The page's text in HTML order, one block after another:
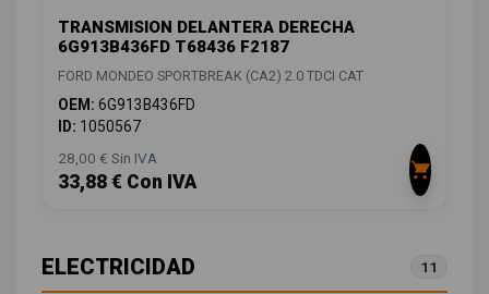
TRANSMISION DELANTERA DERECHA
6G913B436FD T68436 F2187
FORD MONDEO SPORTBREAK (CA2) 2.0 TDCI CAT
OEM: 6G913B436FD
ID: 1050567
28,00 € Sin IVA
33,88 € Con IVA
ELECTRICIDAD 11